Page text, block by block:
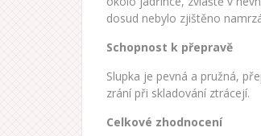
dosud nebylo zjištěno
Schopnost k přepravě
Slupka je pevná a pružná,
zrání při skladování ztrácejí.
Celkové zhodnocení